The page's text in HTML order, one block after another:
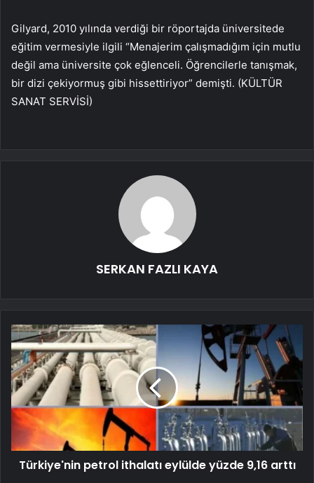
Gilyard, 2010 yılında verdiği bir röportajda üniversitede
eğitim vermesiyle ilgili “Menajerim çalışmadığım için mutlu
değil ama üniversite çok eğlenceli. Öğrencilerle tanışmak,
bir dizi çekiyormuş gibi hissettiriyor” demişti. (KÜLTÜR
SANAT SERVİSİ)
SERKAN FAZLI KAYA
Türkiye'nin petrol ithalatı eylülde yüzde 9,16 arttı